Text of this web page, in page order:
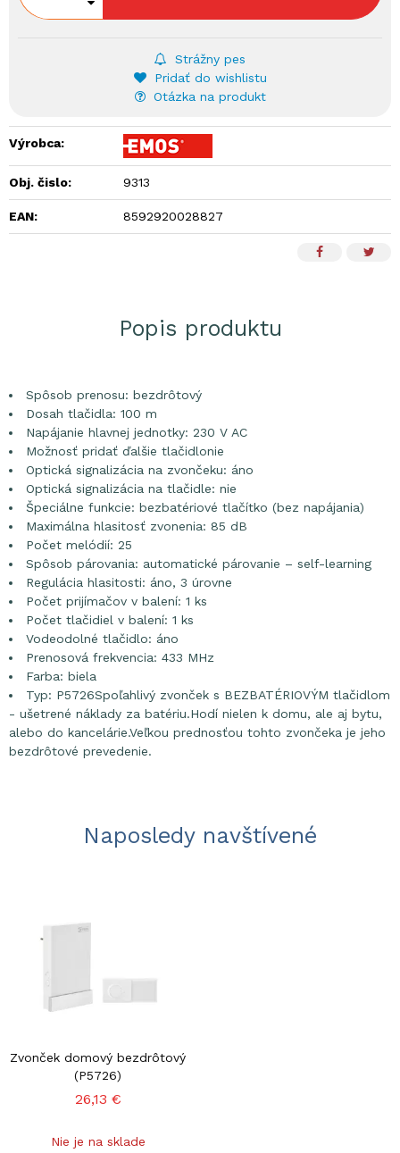
Strážny pes
Pridať do wishlistu
Otázka na produkt
Výrobca:
Obj. čislo: 9313
EAN: 8592920028827
Popis produktu
Spôsob prenosu: bezdrôtový
Dosah tlačidla: 100 m
Napájanie hlavnej jednotky: 230 V AC
Možnosť pridať ďalšie tlačidlonie
Optická signalizácia na zvončeku: áno
Optická signalizácia na tlačidle: nie
Špeciálne funkcie: bezbatériové tlačítko (bez napájania)
Maximálna hlasitosť zvonenia: 85 dB
Počet melódií: 25
Spôsob párovania: automatické párovanie – self-learning
Regulácia hlasitosti: áno, 3 úrovne
Počet prijímačov v balení: 1 ks
Počet tlačidiel v balení: 1 ks
Vodeodolné tlačidlo: áno
Prenosová frekvencia: 433 MHz
Farba: biela
Typ: P5726Spoľahlivý zvonček s BEZBATÉRIOVÝM tlačidlom
- ušetrené náklady za batériu.Hodí nielen k domu, ale aj bytu,
alebo do kancelárie.Veľkou prednosťou tohto zvončeka je jeho
bezdrôtové prevedenie.
Naposledy navštívené
Zvonček domový bezdrôtový
(P5726)
26,13 €
Nie je na sklade